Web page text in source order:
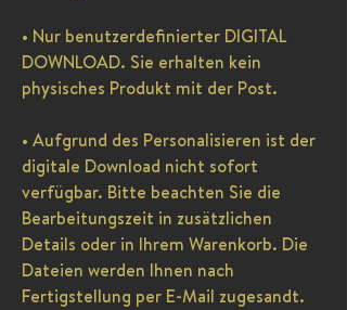
• Nur benutzerdefinierter DIGITAL
DOWNLOAD. Sie erhalten kein
physisches Produkt mit der Post.
• Aufgrund des Personalisieren ist der
digitale Download nicht sofort
verfügbar. Bitte beachten Sie die
Bearbeitungszeit in zusätzlichen
Details oder in Ihrem Warenkorb. Die
Dateien werden Ihnen nach
Fertigstellung per E-Mail zugesandt.